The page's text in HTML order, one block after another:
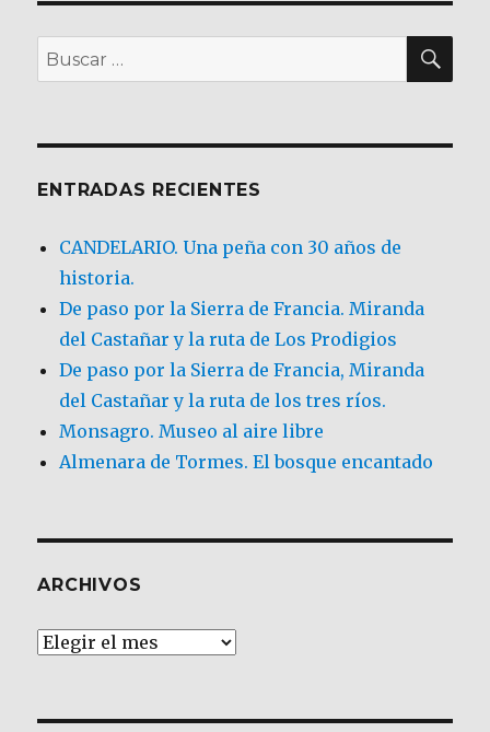
Buscar
por:
ENTRADAS RECIENTES
CANDELARIO. Una peña con 30 años de
historia.
De paso por la Sierra de Francia. Miranda
del Castañar y la ruta de Los Prodigios
De paso por la Sierra de Francia, Miranda
del Castañar y la ruta de los tres ríos.
Monsagro. Museo al aire libre
Almenara de Tormes. El bosque encantado
ARCHIVOS
Archivos